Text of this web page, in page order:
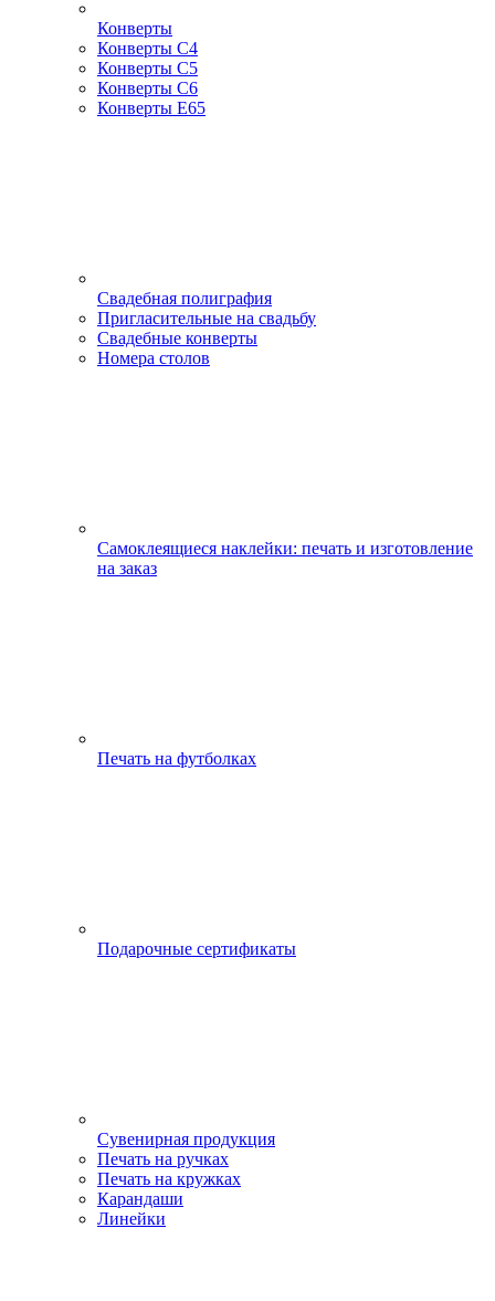
Конверты
Конверты С4
Конверты С5
Конверты С6
Конверты Е65
Свадебная полиграфия
Пригласительные на свадьбу
Свадебные конверты
Номера столов
Самоклеящиеся наклейки: печать и изготовление
на заказ
Печать на футболках
Подарочные сертификаты
Сувенирная продукция
Печать на ручках
Печать на кружках
Карандаши
Линейки